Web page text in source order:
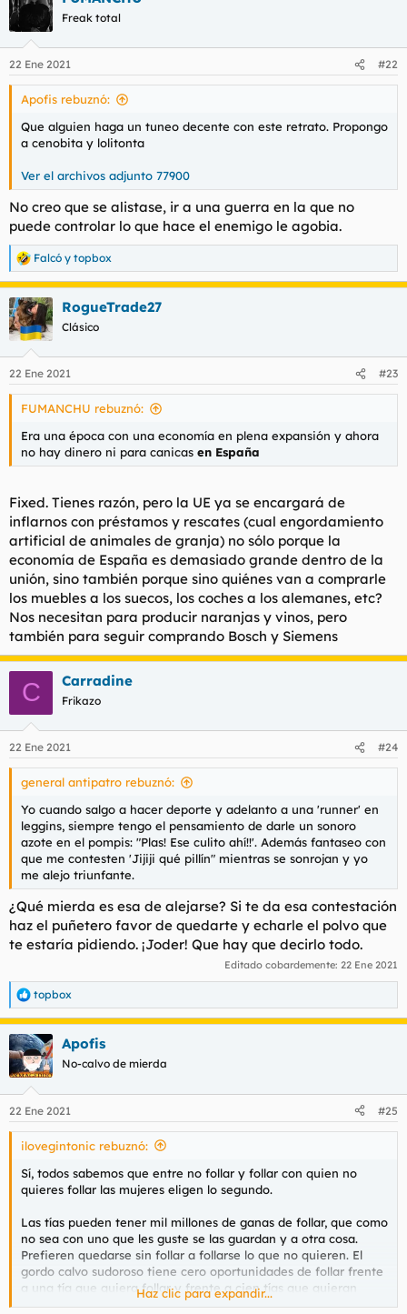
c
e
s
Freak total
22 Ene 2021 #22
Apofis rebuznó:
Que alguien haga un tuneo decente con este retrato. Propongo
a cenobita y lolitonta
Ver el archivos adjunto 77900
No creo que se alistase, ir a una guerra en la que no
puede controlar lo que hace el enemigo le agobia.
R
e
a
c
c
i
e
s
Falcó y topbox
RogueTrade27
Clásico
22 Ene 2021 #23
FUMANCHU rebuznó:
Era una época con una economía en plena expansión y ahora
no hay dinero ni para canicas en España
Fixed. Tienes razón, pero la UE ya se encargará de
inflarnos con préstamos y rescates (cual engordamiento
artificial de animales de granja) no sólo porque la
economía de España es demasiado grande dentro de la
unión, sino también porque sino quiénes van a comprarle
los muebles a los suecos, los coches a los alemanes, etc?
Nos necesitan para producir naranjas y vinos, pero
también para seguir comprando Bosch y Siemens
C Carradine
Frikazo
22 Ene 2021 #24
general antipatro rebuznó:
Yo cuando salgo a hacer deporte y adelanto a una 'runner' en
leggins, siempre tengo el pensamiento de darle un sonoro
azote en el pompis: "Plas! Ese culito ahí!!'. Además fantaseo con
que me contesten 'Jijiji qué pillín" mientras se sonrojan y yo
me alejo triunfante.
¿Qué mierda es esa de alejarse? Si te da esa contestación
haz el puñetero favor de quedarte y echarle el polvo que
te estaría pidiendo. ¡Joder! Que hay que decirlo todo.
Editado cobardemente: 22 Ene 2021
R
e
a
c
c
i
e
s
topbox
Apofis
No-calvo de mierda
22 Ene 2021 #25
ilovegintonic rebuznó:
Sí, todos sabemos que entre no follar y follar con quien no
quieres follar las mujeres eligen lo segundo.
Las tías pueden tener mil millones de ganas de follar, que como
no sea con uno que les guste se las guardan y a otra cosa.
Prefieren quedarse sin follar a follarse lo que no quieren. El
gordo calvo sudoroso tiene cero oportunidades de follar frente
a una tía que quiera follar y frente a cien tías que quieran
follar también.
Haz clic para expandir...